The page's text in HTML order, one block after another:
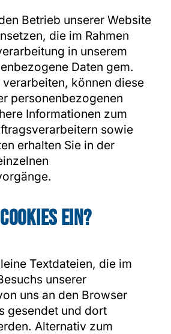
Betrieb unserer Website
die im Rahmen
in unserem
Daten gem.
verarbeiten, können diese
personenbezogenen
Informationen zum
sowie
erhalten Sie in der
ein?
Textdateien, die im
unserer
uns an den Browser
gesendet und dort
Alternativ zum